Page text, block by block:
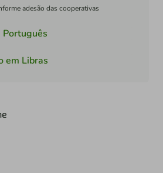
adesão das cooperativas
em Libras